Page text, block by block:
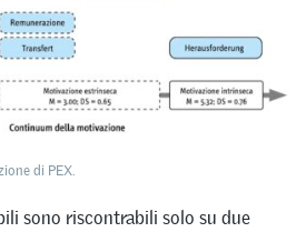
di PEX.
sono riscontrabili solo su due